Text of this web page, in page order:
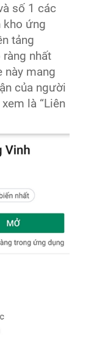
số 1 các
kho ứng
tảng
nhất
này mang
của người
là “Liên